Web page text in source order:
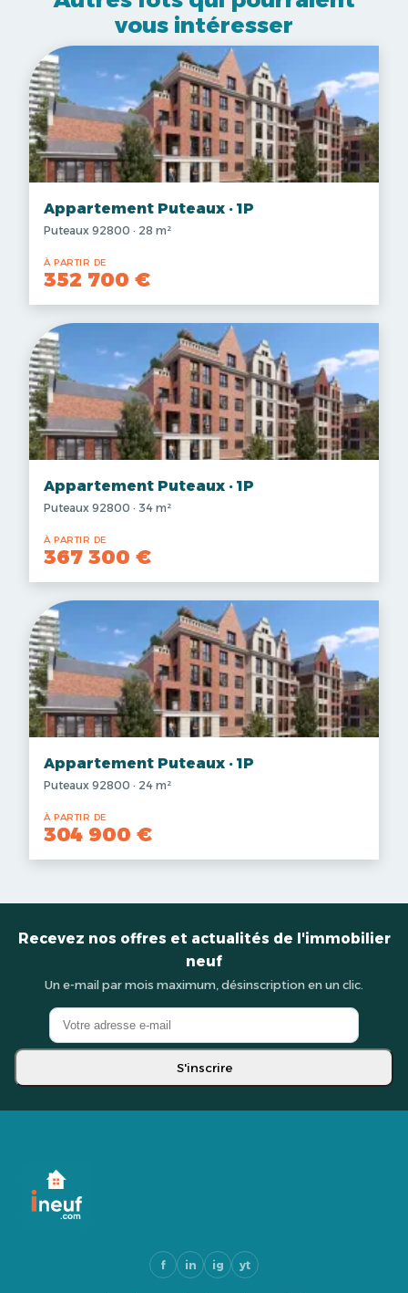
vous intéresser
Appartement Puteaux · 1P
Puteaux 92800 · 28 m²
À PARTIR DE
352 700 €
Appartement Puteaux · 1P
Puteaux 92800 · 34 m²
À PARTIR DE
367 300 €
Appartement Puteaux · 1P
Puteaux 92800 · 24 m²
À PARTIR DE
304 900 €
Recevez nos offres et actualités de l'immobilier
neuf
Un e-mail par mois maximum, désinscription en un clic.
S'inscrire
f in ig yt